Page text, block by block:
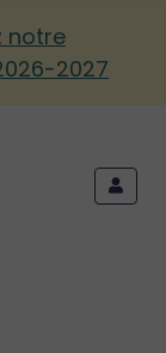
notre
2027